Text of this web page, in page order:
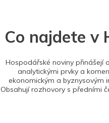
Co najdete v
Hospodářské noviny přinášejí
analytickými prvky a
ekonomickým a byznysovým
Obsahují rozhovory s předními